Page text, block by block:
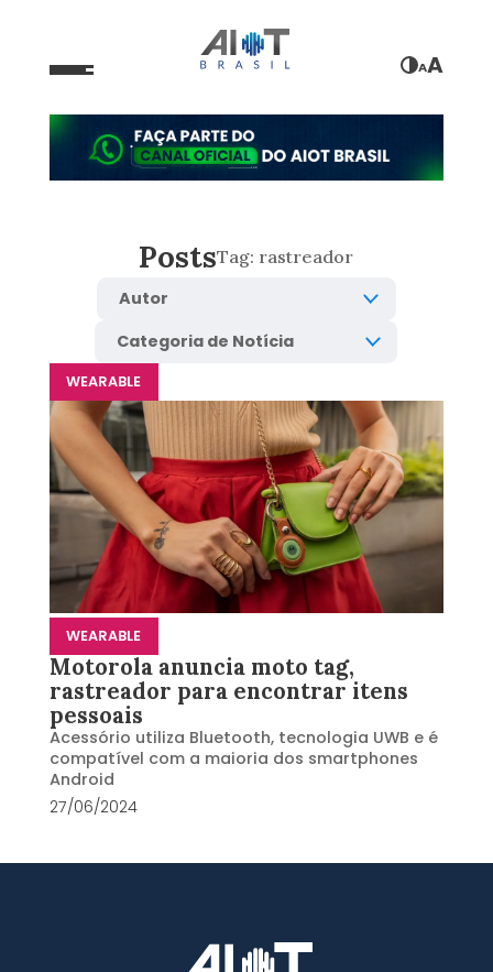
AA
PostsTag: rastreador
WEARABLE
WEARABLE
Motorola anuncia moto tag,
rastreador para encontrar itens
pessoais
Acessório utiliza Bluetooth, tecnologia UWB e é
compatível com a maioria dos smartphones
Android
27/06/2024